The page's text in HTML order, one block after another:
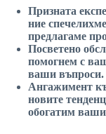
Призната
ние
предлагаме
Посветено
помогнем с
ваши въпроси.
Ангажимент
новите
обогатим